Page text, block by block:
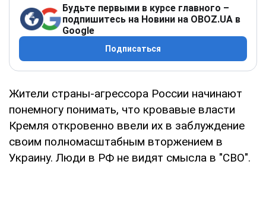
Будьте первыми в курсе главного –
подпишитесь на Новини на OBOZ.UA в
Google
Подписаться
Жители страны-агрессора России начинают
понемногу понимать, что кровавые власти
Кремля откровенно ввели их в заблуждение
своим полномасштабным вторжением в
Украину. Люди в РФ не видят смысла в "СВО".